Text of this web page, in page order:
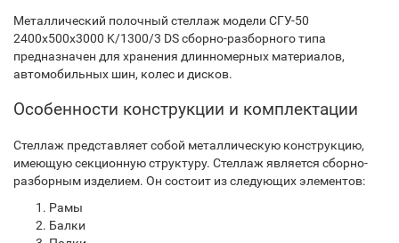
Металлический полочный стеллаж модели СГУ-50
2400х500х3000 K/1300/3 DS сборно-разборного типа
предназначен для хранения длинномерных материалов,
автомобильных шин, колес и дисков.
Особенности конструкции и комплектации
Стеллаж представляет собой металлическую конструкцию,
имеющую секционную структуру. Стеллаж является сборно-
разборным изделием. Он состоит из следующих элементов:
Рамы
Балки